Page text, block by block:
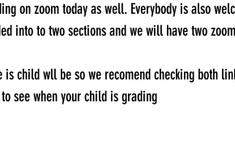
on zoom today as well. Everybody is also
into to two sections and we will have two
child wll be so we recomend checking both
see when your child is grading